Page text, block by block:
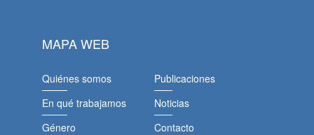
MAPA WEB
Quiénes somos
En qué trabajamos
Género
Publicaciones
Noticias
Contacto